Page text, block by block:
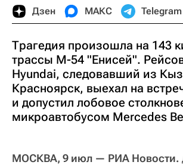
Дзен МАКС Telegram
Трагедия произошла на 143
трассы М-54 "Енисей".
Hyundai, следовавший из
Красноярск, выехал на
и допустил лобовое
микроавтобусом Mercedes
МОСКВА, 9 июл — РИА Новости.